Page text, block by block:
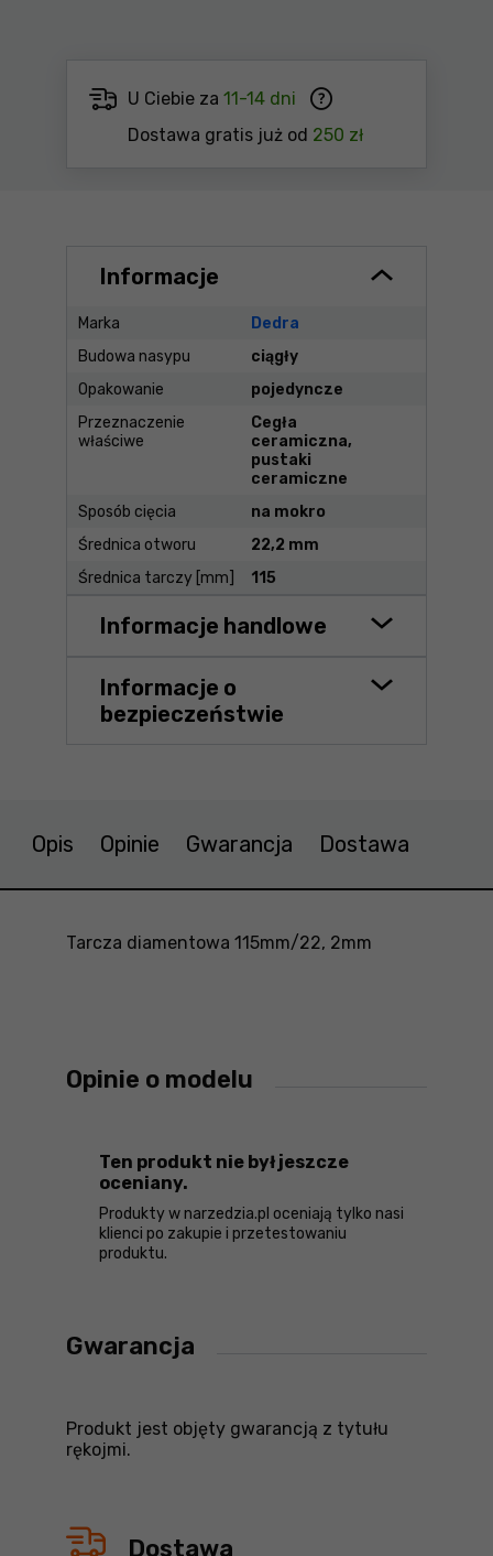
U Ciebie za 11-14 dni
Dostawa gratis już od 250 zł
Informacje
Marka
Dedra
Budowa nasypu
ciągły
Opakowanie
pojedyncze
Przeznaczenie
właściwe
Cegła
ceramiczna,
pustaki
ceramiczne
Sposób cięcia
na mokro
Średnica otworu
22,2 mm
Średnica tarczy [mm]
115
Informacje handlowe
Informacje o
bezpieczeństwie
Opis Opinie Gwarancja Dostawa
Tarcza diamentowa 115mm/22, 2mm
Opinie o modelu
Ten produkt nie był jeszcze
oceniany.
Produkty w narzedzia.pl oceniają tylko nasi
klienci po zakupie i przetestowaniu
produktu.
Gwarancja
Produkt jest objęty gwarancją z tytułu
rękojmi.
Dostawa